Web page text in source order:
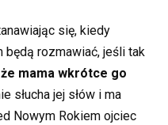
się, kiedy
będą rozmawiać, jeśli tak
że mama wkrótce go
słucha jej słów i ma
Nowym Rokiem ojciec